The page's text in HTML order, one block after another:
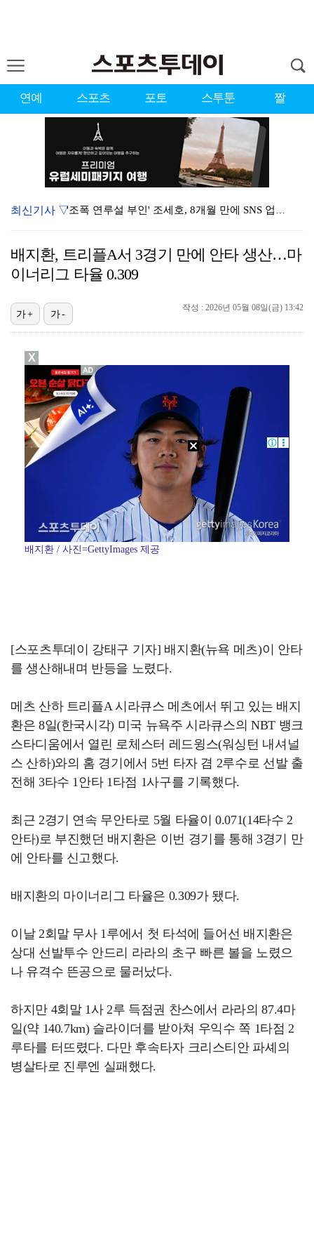
연예 스포츠 포토 스투툰 짤
'조폭 연루설 부인' 조세호, 8개월 만에 SNS 업로…
K리그2 경남, 골키퍼 김태훈 임대 영입…"중요한 역할…
"저는 하반기에 강해요" …루키 최정원, 제주삼다수 2…
앤더블 규빈·투어스 도훈, '음악중심' MC 하차…1년…
[ST포토] 박예지, 선두 정조준
[ST포토] 박예지, 머리는 차갑게
[ST포토] 강수은,아쉬운 보기
최신기사 ▽
배지환, 트리플A서 3경기 만에 안타 생산…마
이너리그 타율 0.309
작성 : 2026년 05월 08일(금) 13:42
가+ 가-
배지환 / 사진=GettyImages 제공
[스포츠투데이 강태구 기자] 배지환(뉴욕 메츠)이 안타
를 생산해내며 반등을 노렸다.
메츠 산하 트리플A 시라큐스 메츠에서 뛰고 있는 배지
환은 8일(한국시각) 미국 뉴욕주 시라큐스의 NBT 뱅크
스타디움에서 열린 로체스터 레드윙스(워싱턴 내셔널
스 산하)와의 홈 경기에서 5번 타자 겸 2루수로 선발 출
전해 3타수 1안타 1타점 1사구를 기록했다.
최근 2경기 연속 무안타로 5월 타율이 0.071(14타수 2
안타)로 부진했던 배지환은 이번 경기를 통해 3경기 만
에 안타를 신고했다.
배지환의 마이너리그 타율은 0.309가 됐다.
이날 2회말 무사 1루에서 첫 타석에 들어선 배지환은
상대 선발투수 안드리 라라의 초구 빠른 볼을 노렸으
나 유격수 뜬공으로 물러났다.
하지만 4회말 1사 2루 득점권 찬스에서 라라의 87.4마
일(약 140.7km) 슬라이더를 받아쳐 우익수 쪽 1타점 2
루타를 터뜨렸다. 다만 후속타자 크리스티안 파셰의
병살타로 진루엔 실패했다.
X